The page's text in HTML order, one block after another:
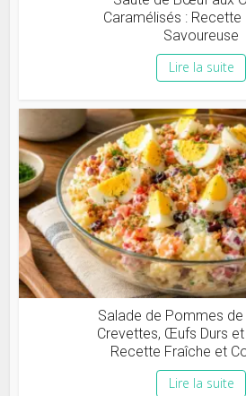
Caramélisés :
Savoureuse
Lire la suite
Salade de Pommes de
Crevettes, Œufs Durs
Recette Fraîche et
Lire la suite